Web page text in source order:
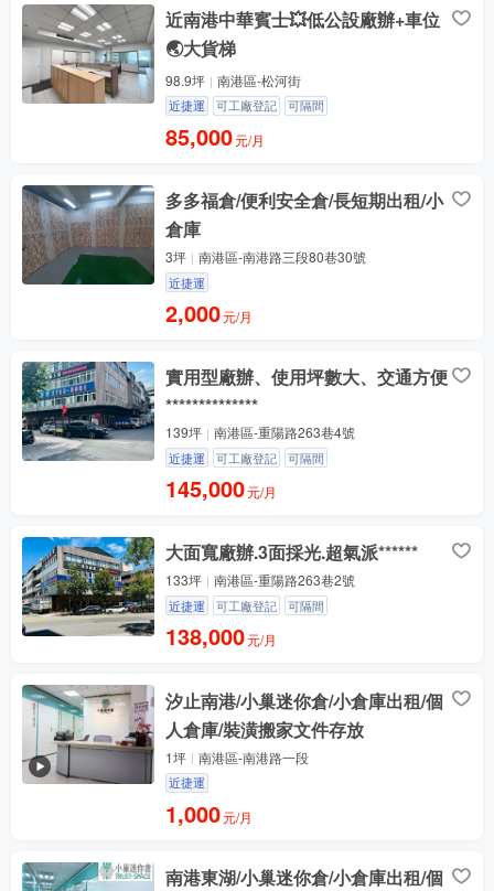
近南港中華賓士💥低公設廠辦+車位
🌏大貨梯
98.9坪 南港區-松河街
近捷運 可工廠登記 可隔間
85,000元/月
多多福倉/便利安全倉/長短期出租/小
倉庫
3坪 南港區-南港路三段80巷30號
近捷運
2,000元/月
實用型廠辦、使用坪數大、交通方便
**************
139坪 南港區-重陽路263巷4號
近捷運 可工廠登記 可隔間
145,000元/月
大面寬廠辦.3面採光.超氣派******
133坪 南港區-重陽路263巷2號
近捷運 可工廠登記 可隔間
138,000元/月
汐止南港/小巢迷你倉/小倉庫出租/個
人倉庫/裝潢搬家文件存放
1坪 南港區-南港路一段
近捷運
1,000元/月
南港東湖/小巢迷你倉/小倉庫出租/個